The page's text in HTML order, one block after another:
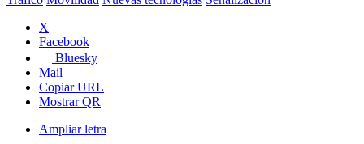
X
Facebook
Bluesky
Mail
Copiar URL
Mostrar QR
Ampliar letra